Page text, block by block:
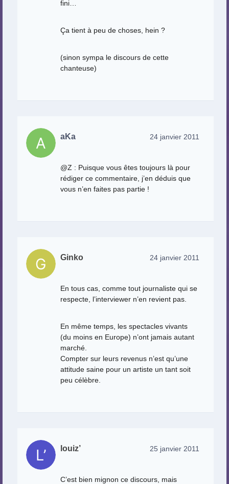
fini…
Ça tient à peu de choses, hein ?
(sinon sympa le discours de cette
chanteuse)
aKa 24 janvier 2011
@Z : Puisque vous êtes toujours là pour
rédiger ce commentaire, j’en déduis que
vous n’en faites pas partie !
Ginko 24 janvier 2011
En tous cas, comme tout journaliste qui se
respecte, l’interviewer n’en revient pas.
En même temps, les spectacles vivants
(du moins en Europe) n’ont jamais autant
marché.
Compter sur leurs revenus n’est qu’une
attitude saine pour un artiste un tant soit
peu célèbre.
louiz’ 25 janvier 2011
C’est bien mignon ce discours, mais